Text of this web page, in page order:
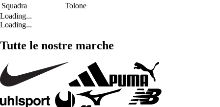
Squadra
Tolone
Loading...
Loading...
Tutte le nostre marche